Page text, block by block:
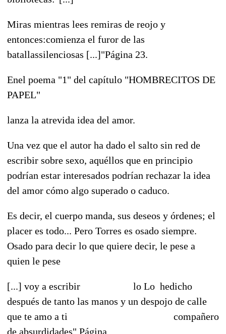
Miras mientras lees remiras de reojo y
entonces:comienza el furor de las
batallassilenciosas [...]"Página 23.
Enel poema "1" del capítulo "HOMBRECITOS DE
PAPEL"
lanza la atrevida idea del amor.
Una vez que el autor ha dado el salto sin red de
escribir sobre sexo, aquéllos que en principio
podrían estar interesados podrían rechazar la idea
del amor cómo algo superado o caduco.
Es decir, el cuerpo manda, sus deseos y órdenes; el
placer es todo... Pero Torres es osado siempre.
Osado para decir lo que quiere decir, le pese a
quien le pese
[...] voy a escribir lo Lo hedicho
después de tanto las manos y un despojo de calle
que te amo a ti compañero
de absurdidades".Página